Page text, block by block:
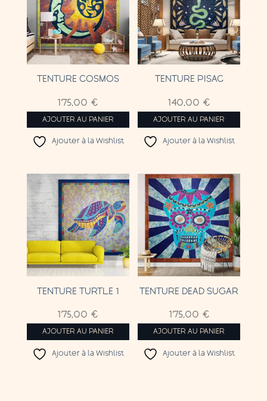
TENTURE COSMOS
175,00 €
AJOUTER AU PANIER
Ajouter à la Wishlist
TENTURE PISAC
140,00 €
AJOUTER AU PANIER
Ajouter à la Wishlist
TENTURE TURTLE 1
175,00 €
AJOUTER AU PANIER
Ajouter à la Wishlist
TENTURE DEAD SUGAR
175,00 €
AJOUTER AU PANIER
Ajouter à la Wishlist